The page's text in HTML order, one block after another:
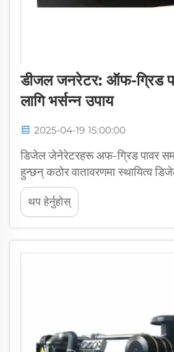
डीजल जनरेटर: ऑफ-ग्रिड
लागि भर्सन्न उपाय
2025-04-19 15:00:00
डिजेल जेनेरेटरहरू अफ-ग्रिड पावर
हुन्छन् कठोर वातावरणमा स्थायित्व
कडा प्रहार सहन सक्छन्। तिनीहरूले
भारी वर्षामा र बालुवामा लदेको
गर्छन्, जुन...
थप हेर्नुहोस्